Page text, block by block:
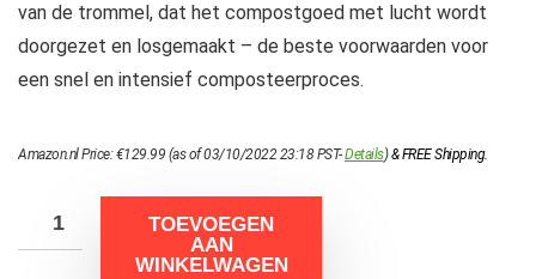
van de trommel, dat het compostgoed met lucht wordt
doorgezet en losgemaakt – de beste voorwaarden voor
een snel en intensief composteerproces.
Amazon.nl Price:€129.99 (as of 03/10/2022 23:18 PST-Details)&FREE Shipping.
TOEVOEGEN
AAN
WINKELWAGEN